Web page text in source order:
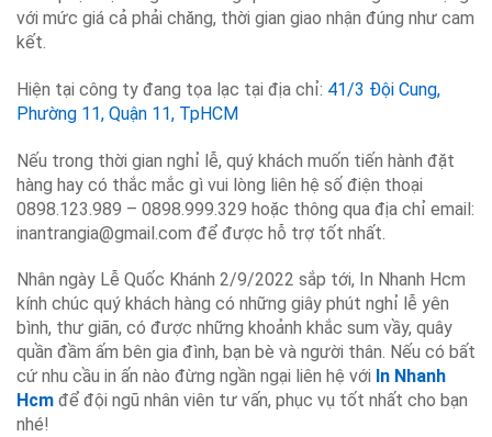
với mức giá cả phải chăng, thời gian giao nhận đúng như cam
kết.
Hiện tại công ty đang tọa lạc tại địa chỉ: 41/3 Đội Cung,
Phường 11, Quận 11, TpHCM
Nếu trong thời gian nghỉ lễ, quý khách muốn tiến hành đặt
hàng hay có thắc mắc gì vui lòng liên hệ số điện thoại
0898.123.989 – 0898.999.329 hoặc thông qua địa chỉ email:
inantrangia@gmail.com để được hỗ trợ tốt nhất.
Nhân ngày Lễ Quốc Khánh 2/9/2022 sắp tới, In Nhanh Hcm
kính chúc quý khách hàng có những giây phút nghỉ lễ yên
bình, thư giãn, có được những khoảnh khắc sum vầy, quây
quần đầm ấm bên gia đình, bạn bè và người thân. Nếu có bất
cứ nhu cầu in ấn nào đừng ngần ngại liên hệ với In Nhanh
Hcm để đội ngũ nhân viên tư vấn, phục vụ tốt nhất cho bạn
nhé!